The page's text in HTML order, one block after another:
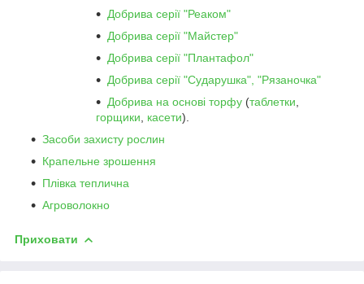
Добрива серії "Реаком"
Добрива серії "Майстер"
Добрива серії "Плантафол"
Добрива серії "Сударушка", "Рязаночка"
Добрива на основі торфу (таблетки
горщики
касети).
Засоби захисту рослин
Крапельне зрошення
Плівка теплична
Агроволокно
Приховати